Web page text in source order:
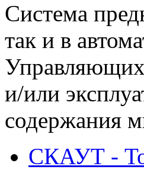
Система
так и в
и/или
содержания
СКАУТ -